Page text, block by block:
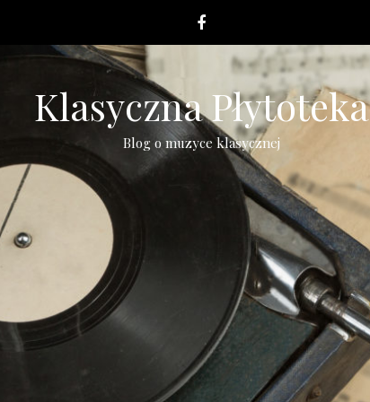
Klasyczna Płytoteka
Blog o muzyce klasycznej